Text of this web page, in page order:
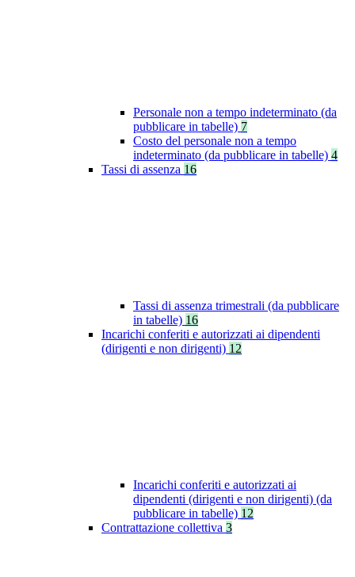
Personale non a tempo indeterminato (da
pubblicare in tabelle) 7
Costo del personale non a tempo
indeterminato (da pubblicare in tabelle) 4
Tassi di assenza 16
Tassi di assenza trimestrali (da pubblicare
in tabelle) 16
Incarichi conferiti e autorizzati ai dipendenti
(dirigenti e non dirigenti) 12
Incarichi conferiti e autorizzati ai
dipendenti (dirigenti e non dirigenti) (da
pubblicare in tabelle) 12
Contrattazione collettiva 3